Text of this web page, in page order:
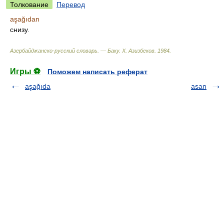
Толкование
Перевод
aşağıdan
снизу.
Азербайджанско-русский словарь. — Баку. Х. Азизбеков 1984
Игры ⚽
Поможем написать реферат
aşağıda
asan